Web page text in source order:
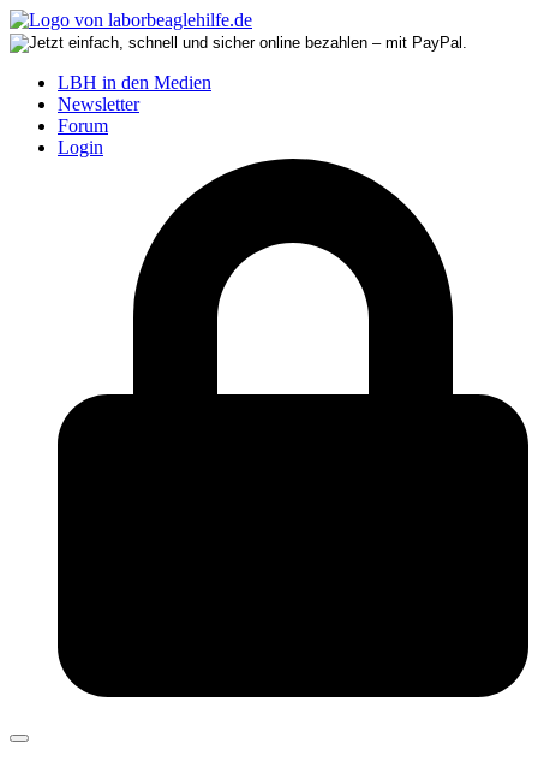
LBH in den Medien
Newsletter
Forum
Login